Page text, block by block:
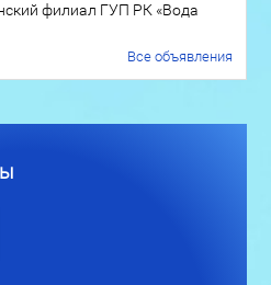
филиал ГУП РК «Вода
Все объявления